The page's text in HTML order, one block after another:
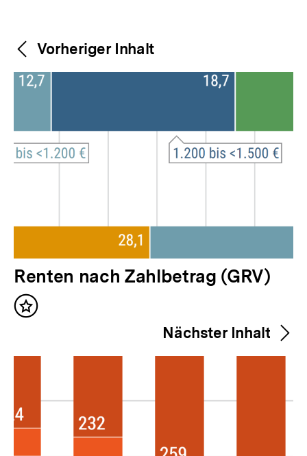
Weitere
Inhalte
Content-
Navigation
Vorheriger Inhalt
V
o
r
e
g
Renten nach Zahlbetrag (GRV)
Inhalt
Nächster Inhalt